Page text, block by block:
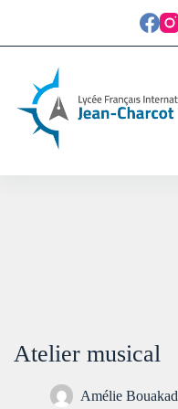
Atelier musical
Amélie Bouakad